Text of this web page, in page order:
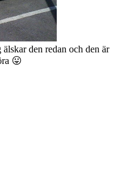
den redan och den är
😛